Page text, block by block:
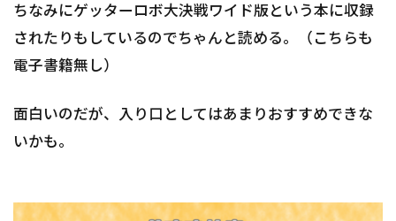
ちなみにゲッターロボ大決戦ワイド版という本に収録
されたりもしているのでちゃんと読める。（こちらも
電子書籍無し）
面白いのだが、入り口としてはあまりおすすめできな
いかも。